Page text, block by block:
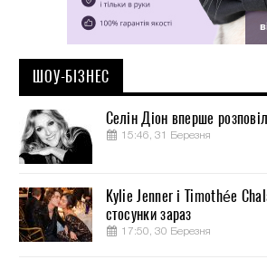
ШОУ-БІЗНЕС
Селін Діон вперше
15:46, 31 Березня
Kylie Jenner і Timothée
стосунки зараз
17:50, 30 Березня